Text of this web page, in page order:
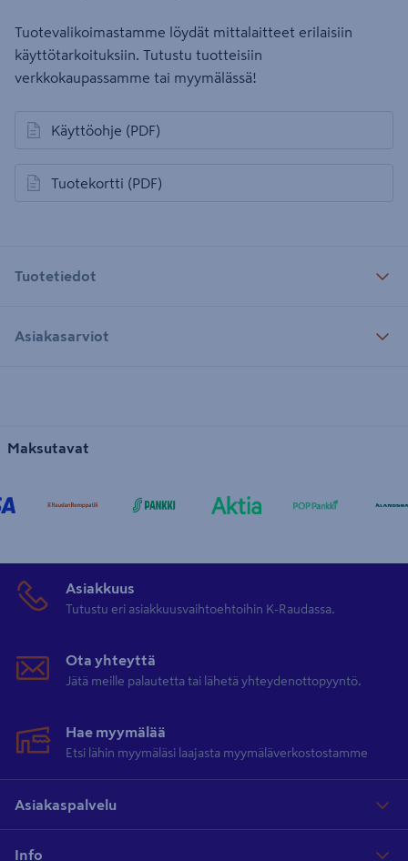
Tuotevalikoimastamme löydät mittalaitteet erilaisiin
käyttötarkoituksiin. Tutustu tuotteisiin
verkkokaupassamme tai myymälässä!
Käyttöohje (PDF)
avautuu uuteen välilehteen
Tuotekortti (PDF)
avautuu uuteen välilehteen
Tuotetiedot
Asiakasarviot
Maksutavat
Asiakkuus
Tutustu eri asiakkuusvaihtoehtoihin K-Raudassa.
Ota yhteyttä
Jätä meille palautetta tai lähetä yhteydenottopyyntö.
Hae myymälää
Etsi lähin myymäläsi laajasta myymäläverkostostamme
Asiakaspalvelu
Info